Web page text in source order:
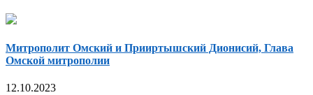
Митрополит Омский и Прииртышский Дионисий, Глава
Омской митрополии
12.10.2023